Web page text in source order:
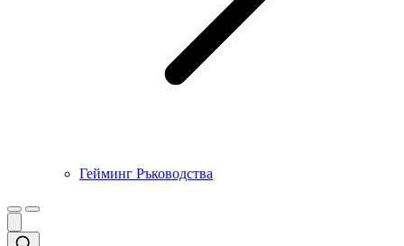
Гейминг Ръководства